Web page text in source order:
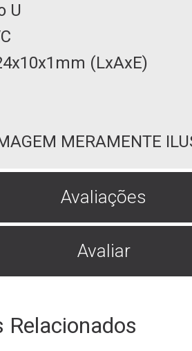
U
(LxAxE)
MERAMENTE
Avaliações
Avaliar
Relacionados